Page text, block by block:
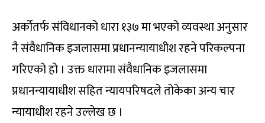
अर्कोतर्फ संविधानको धारा १३७ मा भएको व्यवस्था अनुसार
नै संवैधानिक इजलासमा प्रधानन्यायाधीश रहने परिकल्पना
गरिएको हो । उक्त धारामा संवैधानिक इजलासमा
प्रधानन्यायाधीश सहित न्यायपरिषदले तोकेका अन्य चार
न्यायाधीश रहने उल्लेख छ ।